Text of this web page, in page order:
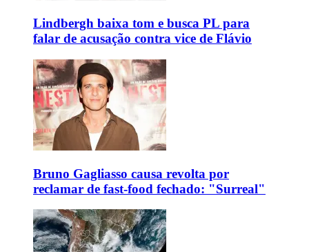
Lindbergh baixa tom e busca PL para
falar de acusação contra vice de Flávio
Bruno Gagliasso causa revolta por
reclamar de fast-food fechado: "Surreal"